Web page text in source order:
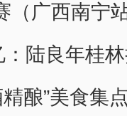
（广西南宁
陆良年桂
酿”美食集